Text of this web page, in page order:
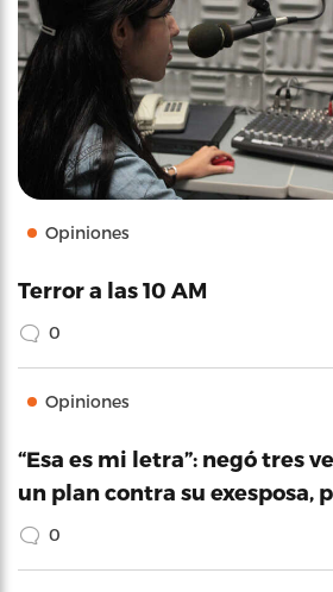
Opiniones
Terror a las 10 AM
0
Opiniones
“Esa es mi letra”: negó tres
un plan contra su exesposa,
0